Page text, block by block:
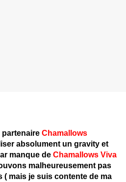
partenaire Chamallows
absolument un gravity et
manque de Chamallows Viva
malheureusement pas
( mais je suis contente de ma